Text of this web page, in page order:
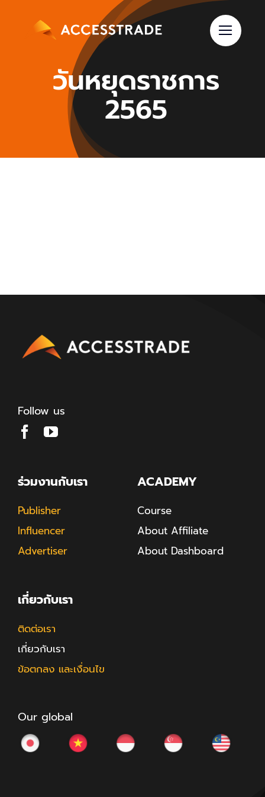
วันหยุดราชการ
2565
Follow us
ร่วมงานกับเรา
Publisher
Influencer
Advertiser
ACADEMY
Course
About Affiliate
About Dashboard
เกี่ยวกับเรา
ติดต่อเรา
เกี่ยวกับเรา
ข้อตกลง และเงื่อนไข
Our global